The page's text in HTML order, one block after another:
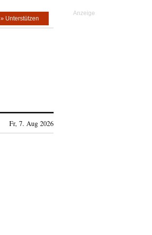
» Unterstützen
Fr, 7. Aug 2026